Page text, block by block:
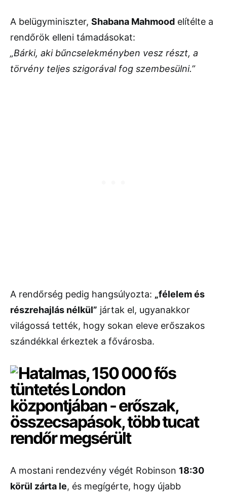
A belügyminiszter, Shabana Mahmood elítélte a
rendőrök elleni támadásokat:
„Bárki, aki bűncselekményben vesz részt, a
törvény teljes szigorával fog szembesülni.”
A rendőrség pedig hangsúlyozta: „félelem és
részrehajlás nélkül” jártak el, ugyanakkor
világossá tették, hogy sokan eleve erőszakos
szándékkal érkeztek a fővárosba.
A mostani rendezvény végét Robinson 18:30
körül zárta le, és megígérte, hogy újabb